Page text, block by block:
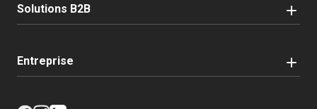
Solutions B2B
Entreprise